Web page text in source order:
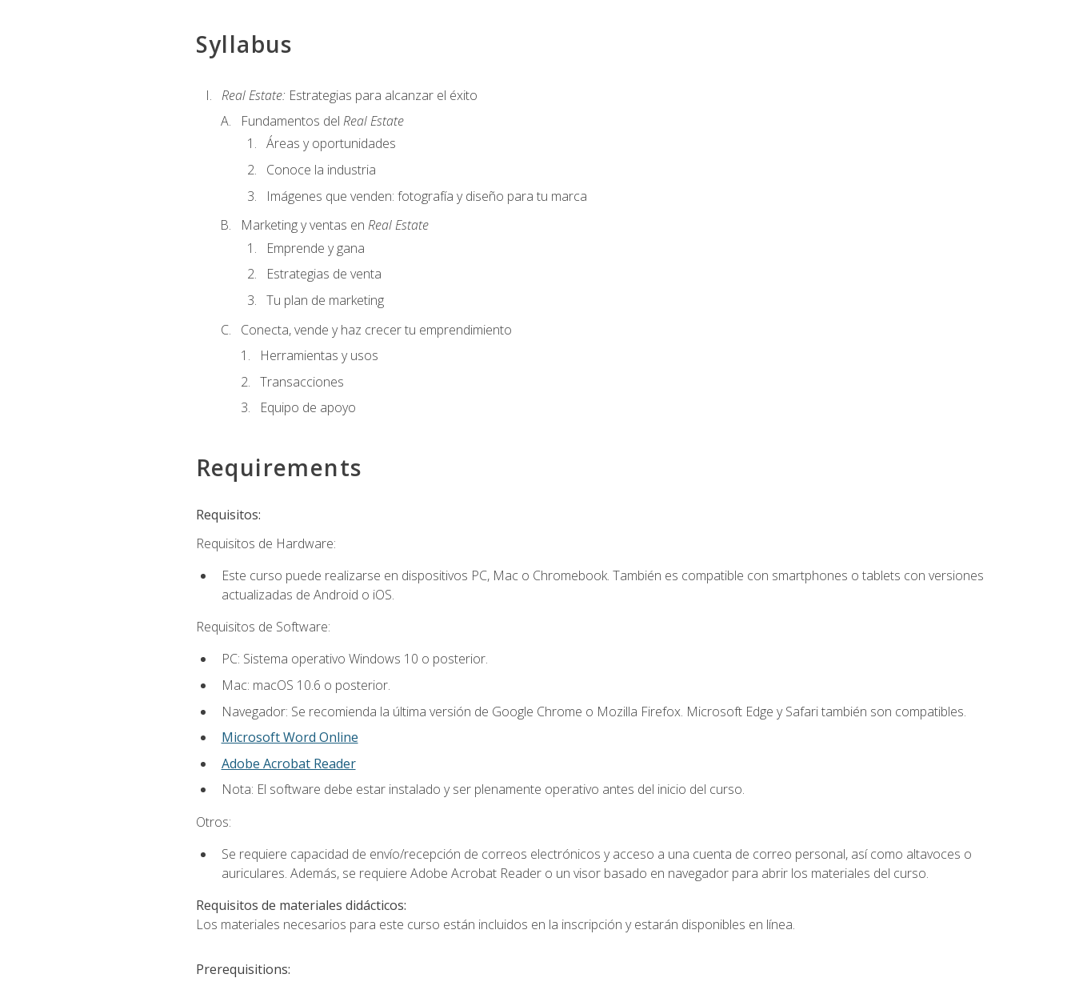
Syllabus
Real Estate: Estrategias para alcanzar el éxito
Fundamentos del Real Estate
Áreas y oportunidades
Conoce la industria
Imágenes que venden: fotografía y diseño para tu marca
Marketing y ventas en Real Estate
Emprende y gana
Estrategias de venta
Tu plan de marketing
Conecta, vende y haz crecer tu emprendimiento
Herramientas y usos
Transacciones
Equipo de apoyo
Requirements
Requisitos:
Requisitos de Hardware:
Este curso puede realizarse en dispositivos PC, Mac o Chromebook. También es compatible con smartphones o tablets con versiones
actualizadas de Android o iOS.
Requisitos de Software:
PC: Sistema operativo Windows 10 o posterior.
Mac: macOS 10.6 o posterior.
Navegador: Se recomienda la última versión de Google Chrome o Mozilla Firefox. Microsoft Edge y Safari también son compatibles.
Microsoft Word Online
Adobe Acrobat Reader
Nota: El software debe estar instalado y ser plenamente operativo antes del inicio del curso.
Otros:
Se requiere capacidad de envío/recepción de correos electrónicos y acceso a una cuenta de correo personal, así como altavoces o
auriculares. Además, se requiere Adobe Acrobat Reader o un visor basado en navegador para abrir los materiales del curso.
Requisitos de materiales didácticos:
Los materiales necesarios para este curso están incluidos en la inscripción y estarán disponibles en línea.
Prerequisitions: